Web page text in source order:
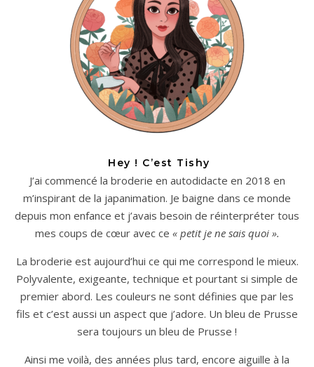
Hey ! C’est Tishy
J’ai commencé la broderie en autodidacte en 2018 en
m’inspirant de la japanimation. Je baigne dans ce monde
depuis mon enfance et j’avais besoin de réinterpréter tous
mes coups de cœur avec ce « petit je ne sais quoi ».
La broderie est aujourd’hui ce qui me correspond le mieux.
Polyvalente, exigeante, technique et pourtant si simple de
premier abord. Les couleurs ne sont définies que par les
fils et c’est aussi un aspect que j’adore. Un bleu de Prusse
sera toujours un bleu de Prusse !
Ainsi me voilà, des années plus tard, encore aiguille à la